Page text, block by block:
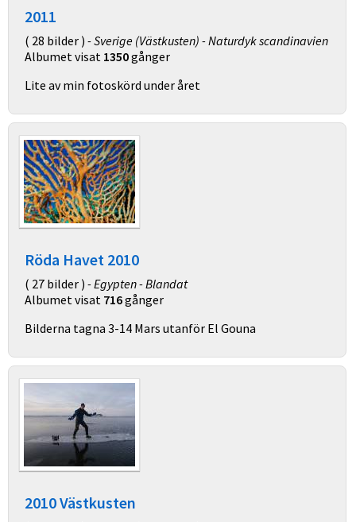
2011
( 28 bilder ) - Sverige (Västkusten) - Naturdyk scandinavien
Albumet visat 1350gånger
Lite av min fotoskörd under året
Röda Havet 2010
( 27 bilder ) - Egypten - Blandat
Albumet visat 716gånger
Bilderna tagna 3-14 Mars utanför El Gouna
2010 Västkusten